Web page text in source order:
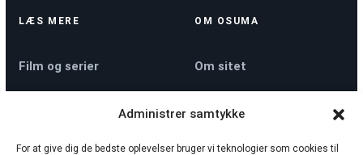
Administrer samtykke
For at give dig de bedste oplevelser bruger vi teknologier som cookies til
LÆS MERE
Film og serier
OM OSUMA
Om sitet
Kontakt